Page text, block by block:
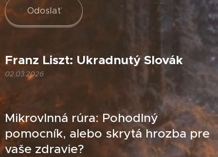
Odoslať
Franz Liszt: Ukradnutý Slovák
02.03.2026
Mikrovlnná rúra: Pohodlný
pomocník, alebo skrytá hrozba pre
vaše zdravie?